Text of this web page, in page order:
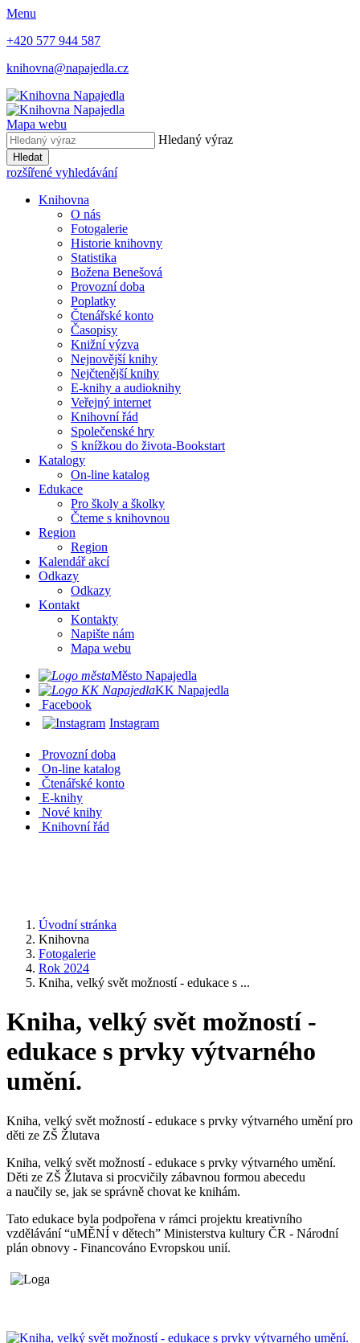
Menu
+420 577 944 587
knihovna@napajedla.cz
Mapa webu
Hledaný výraz
Hledat
rozšířené vyhledávání
Knihovna
O nás
Fotogalerie
Historie knihovny
Statistika
Božena Benešová
Provozní doba
Poplatky
Čtenářské konto
Časopisy
Knižní výzva
Nejnovější knihy
Nejčtenější knihy
E-knihy a audioknihy
Veřejný internet
Knihovní řád
Společenské hry
S knížkou do života-Bookstart
Katalogy
On-line katalog
Edukace
Pro školy a školky
Čteme s knihovnou
Region
Region
Kalendář akcí
Odkazy
Odkazy
Kontakt
Kontakty
Napište nám
Mapa webu
Město Napajedla
KK Napajedla
Facebook
Instagram
Provozní doba
On-line katalog
Čtenářské konto
E-knihy
Nové knihy
Knihovní řád
Úvodní stránka
Knihovna
Fotogalerie
Rok 2024
Kniha, velký svět možností - edukace s ...
Kniha, velký svět možností -
edukace s prvky výtvarného
umění.
Kniha, velký svět možností - edukace s prvky výtvarného umění pro
děti ze ZŠ Žlutava
Kniha, velký svět možností - edukace s prvky výtvarného umění.
Děti ze ZŠ Žlutava si procvičily zábavnou formou abecedu
a naučily se, jak se správně chovat ke knihám.
Tato edukace byla podpořena v rámci projektu kreativního
vzdělávání “uMĚNÍ v dětech” Ministerstva kultury ČR - Národní
plán obnovy - Financováno Evropskou unií.